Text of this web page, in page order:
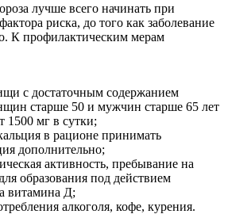
лучше всего начинать при
риска, до того как заболевание
К профилактическим мерам
с достаточным содержанием
старше 50 и мужчин старше 65 лет
1500 мг в сутки;
в рационе принимать
дополнительно;
активность, пребывание на
образования под действием
витамина Д;
алкоголя, кофе, курения.